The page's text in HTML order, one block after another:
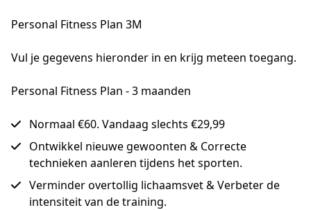
Personal Fitness Plan 3M
Vul je gegevens hieronder in en krijg meteen toegang.
Personal Fitness Plan - 3 maanden
Normaal €60. Vandaag slechts €29,99
Ontwikkel nieuwe gewoonten & Correcte
technieken aanleren tijdens het sporten.
Verminder overtollig lichaamsvet & Verbeter de
intensiteit van de training.